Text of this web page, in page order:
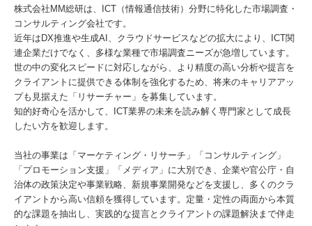
株式会社MM総研は、ICT（情報通信技術）分野に特化した市場調査・
コンサルティング会社です。
近年はDX推進や生成AI、クラウドサービスなどの拡大により、ICT関
連企業だけでなく、多様な業種で市場調査ニーズが急増しています。
世の中の変化スピードに対応しながら、より精度の高い分析や提言を
クライアントに提供できる体制を強化するため、将来のキャリアアッ
プも見据えた「リサーチャー」を募集しています。
知的好奇心を活かして、ICT業界の未来を読み解く専門家として成長
したい方を歓迎します。
当社の事業は「マーケティング・リサーチ」「コンサルティング」
「プロモーション支援」「メディア」に大別でき、企業や官公庁・自
治体の政策決定や事業戦略、新規事業開発などを支援し、多くのクラ
イアントから高い信頼を獲得しています。定量・定性の両面から本質
的な課題を抽出し、実践的な提言とクライアントの課題解決まで伴走